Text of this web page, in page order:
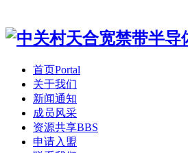
首页Portal
关于我们
新闻通知
成员风采
资源共享BBS
申请入盟